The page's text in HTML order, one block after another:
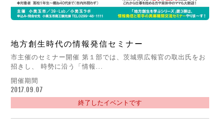
地方創生時代の情報発信セミナー
市主催のセミナー開催 第１部では、茨城県広報官の取出氏をお
招きし、 時勢に沿う「情報...
開催期間
2017.09.07
終了したイベントです